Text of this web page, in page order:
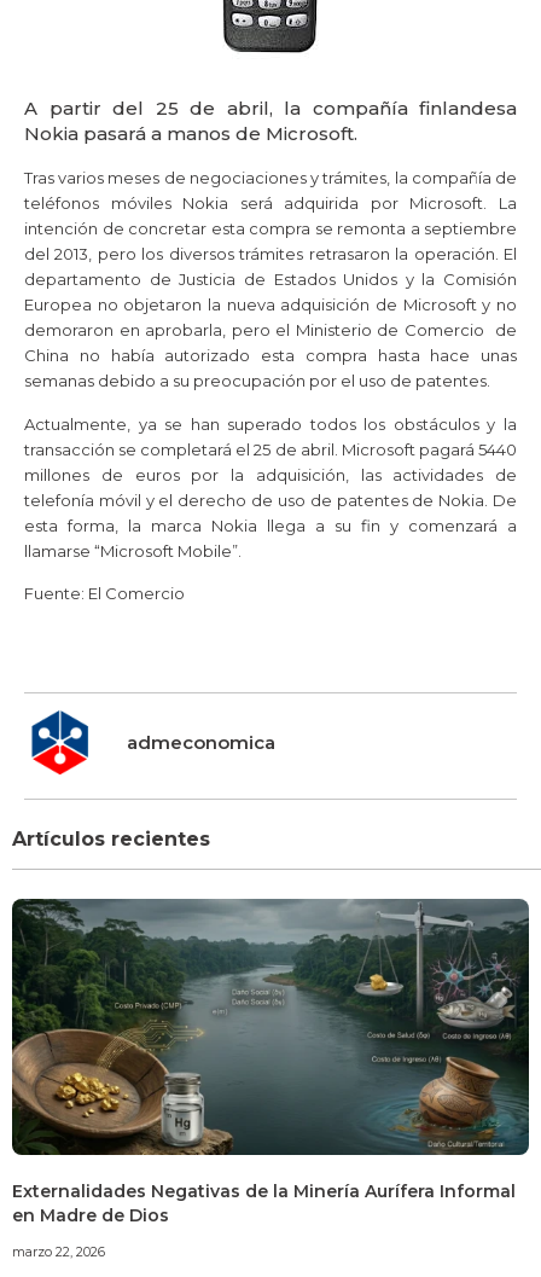
A partir del 25 de abril, la compañía finlandesa
Nokia pasará a manos de Microsoft.
Tras varios meses de negociaciones y trámites, la compañía de
teléfonos móviles Nokia será adquirida por Microsoft. La
intención de concretar esta compra se remonta a septiembre
del 2013, pero los diversos trámites retrasaron la operación. El
departamento de Justicia de Estados Unidos y la Comisión
Europea no objetaron la nueva adquisición de Microsoft y no
demoraron en aprobarla, pero el Ministerio de Comercio de
China no había autorizado esta compra hasta hace unas
semanas debido a su preocupación por el uso de patentes.
Actualmente, ya se han superado todos los obstáculos y la
transacción se completará el 25 de abril. Microsoft pagará 5440
millones de euros por la adquisición, las actividades de
telefonía móvil y el derecho de uso de patentes de Nokia. De
esta forma, la marca Nokia llega a su fin y comenzará a
llamarse “Microsoft Mobile”.
Fuente: El Comercio
admeconomica
Artículos recientes
Externalidades Negativas de la Minería Aurífera Informal
en Madre de Dios
marzo 22, 2026